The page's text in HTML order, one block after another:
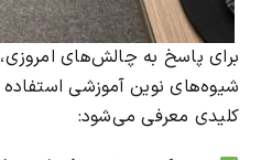
برای پاسخ به چالش‌های امروزی،
شیوه‌های نوین آموزشی
کلیدی معرفی می‌شود: